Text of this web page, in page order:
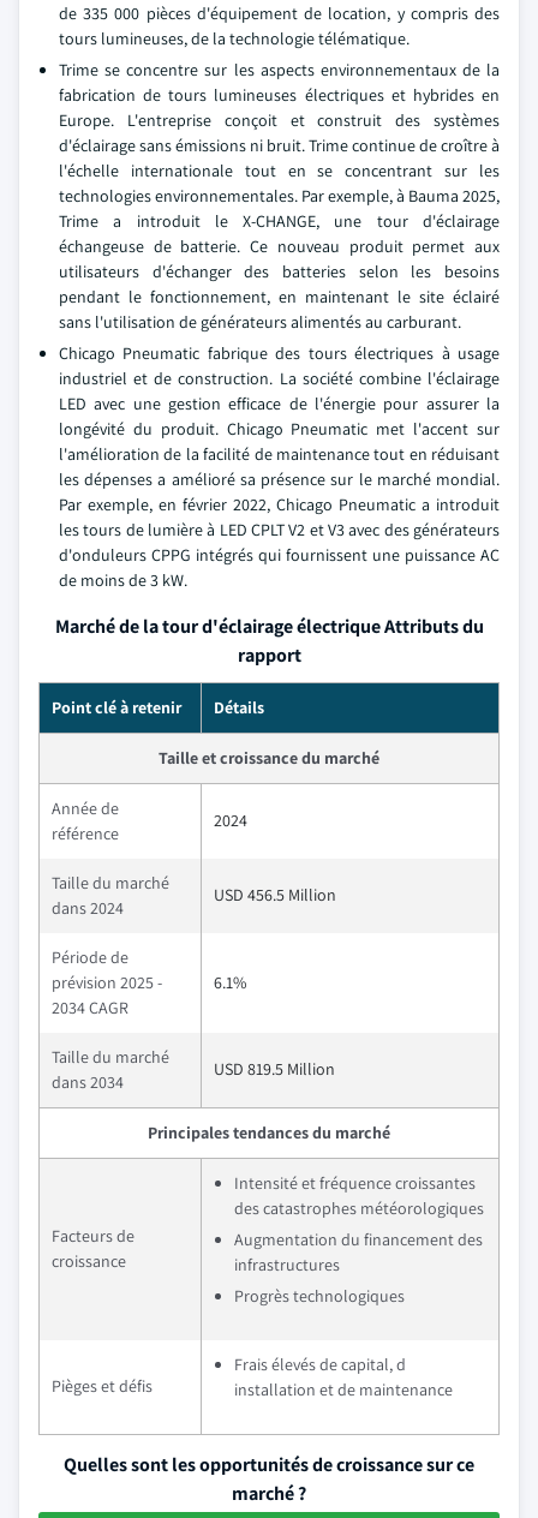
de 335 000 pièces d'équipement de location, y compris des
tours lumineuses, de la technologie télématique.
Trime se concentre sur les aspects environnementaux de la
fabrication de tours lumineuses électriques et hybrides en
Europe. L'entreprise conçoit et construit des systèmes
d'éclairage sans émissions ni bruit. Trime continue de croître à
l'échelle internationale tout en se concentrant sur les
technologies environnementales. Par exemple, à Bauma 2025,
Trime a introduit le X-CHANGE, une tour d'éclairage
échangeuse de batterie. Ce nouveau produit permet aux
utilisateurs d'échanger des batteries selon les besoins
pendant le fonctionnement, en maintenant le site éclairé
sans l'utilisation de générateurs alimentés au carburant.
Chicago Pneumatic fabrique des tours électriques à usage
industriel et de construction. La société combine l'éclairage
LED avec une gestion efficace de l'énergie pour assurer la
longévité du produit. Chicago Pneumatic met l'accent sur
l'amélioration de la facilité de maintenance tout en réduisant
les dépenses a amélioré sa présence sur le marché mondial.
Par exemple, en février 2022, Chicago Pneumatic a introduit
les tours de lumière à LED CPLT V2 et V3 avec des générateurs
d'onduleurs CPPG intégrés qui fournissent une puissance AC
de moins de 3 kW.
Marché de la tour d'éclairage électrique Attributs du
rapport
Point clé à retenir Détails
Taille et croissance du marché
Année de
référence
2024
Taille du marché
dans 2024
USD 456.5 Million
Période de
prévision 2025 -
2034 CAGR
6.1%
Taille du marché
dans 2034
USD 819.5 Million
Principales tendances du marché
Facteurs de
croissance
Intensité et fréquence croissantes
des catastrophes météorologiques
Augmentation du financement des
infrastructures
Progrès technologiques
Pièges et défis
Frais élevés de capital, d
installation et de maintenance
Quelles sont les opportunités de croissance sur ce
marché ?